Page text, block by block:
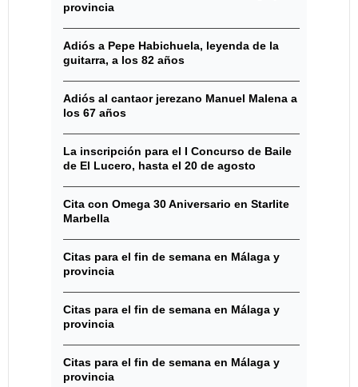
provincia
Adiós a Pepe Habichuela, leyenda de la
guitarra, a los 82 años
Adiós al cantaor jerezano Manuel Malena a
los 67 años
La inscripción para el I Concurso de Baile
de El Lucero, hasta el 20 de agosto
Cita con Omega 30 Aniversario en Starlite
Marbella
Citas para el fin de semana en Málaga y
provincia
Citas para el fin de semana en Málaga y
provincia
Citas para el fin de semana en Málaga y
provincia